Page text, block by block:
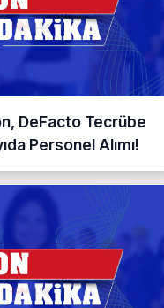
DeFacto Tecrübe
Personel Alımı!